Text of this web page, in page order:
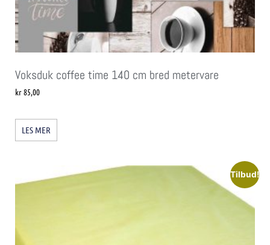
Voksduk coffee time 140 cm bred metervare
kr85,00
LES MER
Tilbud!